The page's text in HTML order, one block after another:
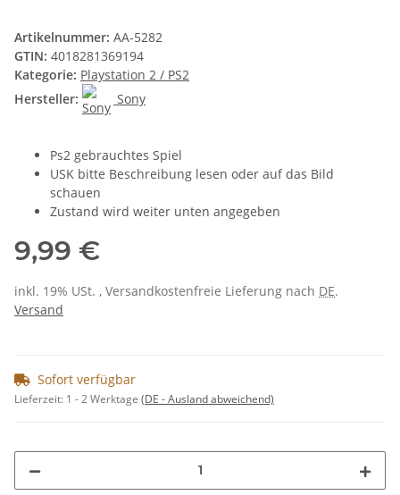
Artikelnummer: AA-5282
GTIN: 4018281369194
Kategorie: Playstation 2 / PS2
Hersteller:
Sony
Ps2 gebrauchtes Spiel
USK bitte Beschreibung lesen oder auf das Bild
schauen
Zustand wird weiter unten angegeben
9,99 €
inkl. 19% USt. , Versandkostenfreie Lieferung nach DE.
Versand
Sofort verfügbar
Lieferzeit: 1 - 2 Werktage (DE - Ausland abweichend)